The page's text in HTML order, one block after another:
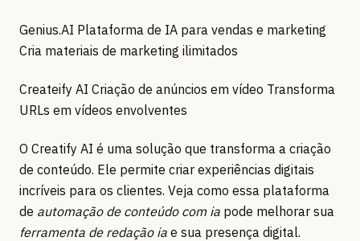
Genius.AI Plataforma de IA para vendas e marketing
Cria materiais de marketing ilimitados
Createify AI Criação de anúncios em vídeo Transforma
URLs em vídeos envolventes
O Creatify AI é uma solução que transforma a criação
de conteúdo. Ele permite criar experiências digitais
incríveis para os clientes. Veja como essa plataforma
de automação de conteúdo com ia pode melhorar sua
ferramenta de redação ia e sua presença digital.